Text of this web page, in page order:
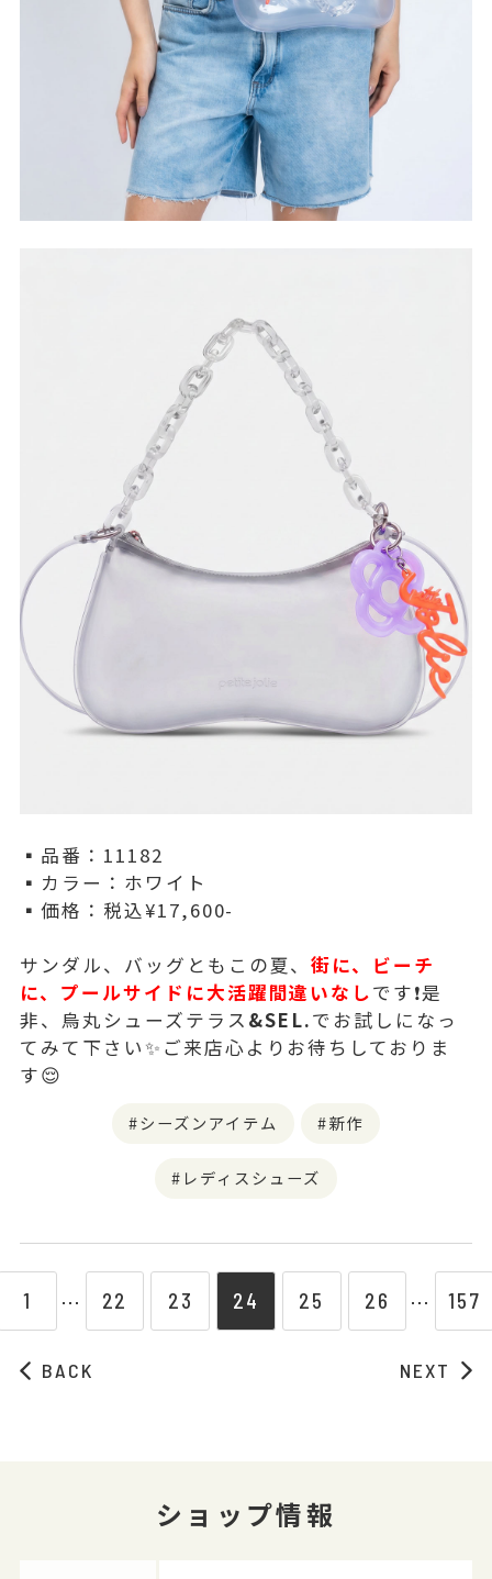
▪️品番：11182
▪️カラー：ホワイト
▪️価格：税込¥17,600-
サンダル、バッグともこの夏、街に、ビーチ
に、プールサイドに大活躍間違いなしです❗️是
非、烏丸シューズテラス &SEL.でお試しになっ
てみて下さい✨ご来店心よりお待ちしておりま
す😌
シーズンアイテム 新作
レディスシューズ
BACK
1 ⋯ 22 23 24 25 26 ⋯ 157
NEXT
ショップ情報